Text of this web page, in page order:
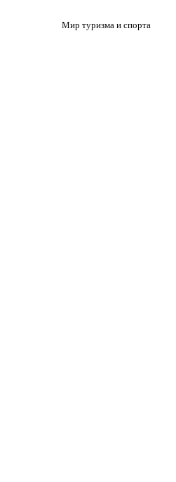
Мир туризма и спорта